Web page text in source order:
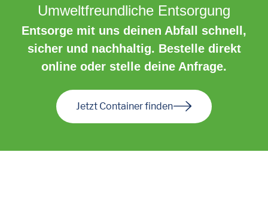
Umweltfreundliche Entsorgung
Entsorge mit uns deinen Abfall schnell,
sicher und nachhaltig. Bestelle direkt
online oder stelle deine Anfrage.
Jetzt Container finden